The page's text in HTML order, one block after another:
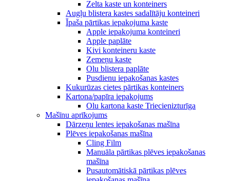
Zelta kaste un konteiners
Augļu blistera kastes sadalītāju konteineri
Īpaša pārtikas iepakojuma kaste
Apple iepakojuma konteineri
Apple paplāte
Kivi konteineru kaste
Zemeņu kaste
Olu blistera paplāte
Pusdienu iepakošanas kastes
Kukurūzas cietes pārtikas konteiners
Kartona/papīra iepakojums
Olu kartona kaste Triecienizturīga
Mašīnu aprīkojums
Dārzeņu lentes iepakošanas mašīna
Plēves iepakošanas mašīna
Cling Film
Manuāla pārtikas plēves iepakošanas
mašīna
Pusautomātiskā pārtikas plēves